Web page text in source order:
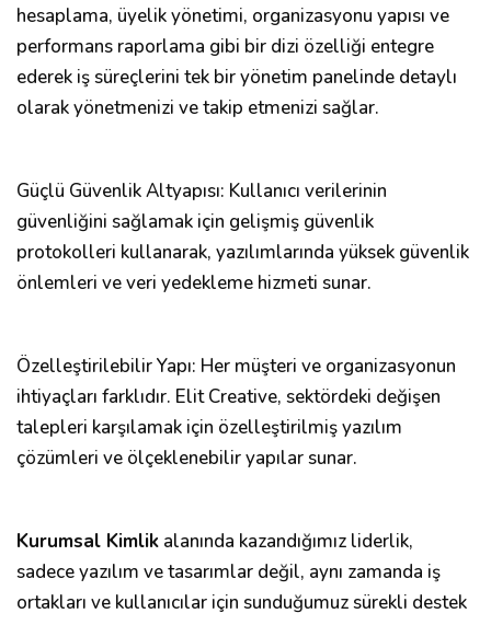
hesaplama, üyelik yönetimi, organizasyonu yapısı ve
performans raporlama gibi bir dizi özelliği entegre
ederek iş süreçlerini tek bir yönetim panelinde detaylı
olarak yönetmenizi ve takip etmenizi sağlar.
Güçlü Güvenlik Altyapısı: Kullanıcı verilerinin
güvenliğini sağlamak için gelişmiş güvenlik
protokolleri kullanarak, yazılımlarında yüksek güvenlik
önlemleri ve veri yedekleme hizmeti sunar.
Özelleştirilebilir Yapı: Her müşteri ve organizasyonun
ihtiyaçları farklıdır. Elit Creative, sektördeki değişen
talepleri karşılamak için özelleştirilmiş yazılım
çözümleri ve ölçeklenebilir yapılar sunar.
Kurumsal Kimlik alanında kazandığımız liderlik,
sadece yazılım ve tasarımlar değil, aynı zamanda iş
ortakları ve kullanıcılar için sunduğumuz sürekli destek